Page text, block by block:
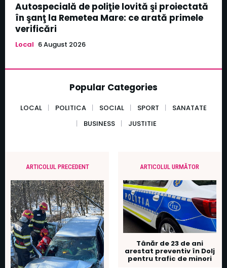
Autospecială de poliţie lovită şi proiectată
în şanţ la Remetea Mare: ce arată primele
verificări
Local 6 August 2026
Popular Categories
LOCAL POLITICA SOCIAL SPORT
SANATATE
BUSINESS
JUSTITIE
ARTICOLUL PRECEDENT ARTICOLUL URMĂTOR
Tânăr de 23 de ani
arestat preventiv în Dolj
pentru trafic de minori